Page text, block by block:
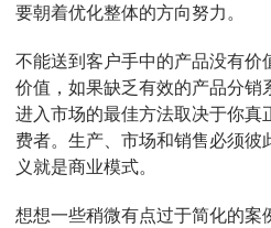
要朝着优化整体的方向努力。
不能送到客户手中的产品没有价
价值，如果缺乏有效的产品分销
进入市场的最佳方法取决于你真
费者。生产、市场和销售必须彼
义就是商业模式。
想想一些稍微有点过于简化的案